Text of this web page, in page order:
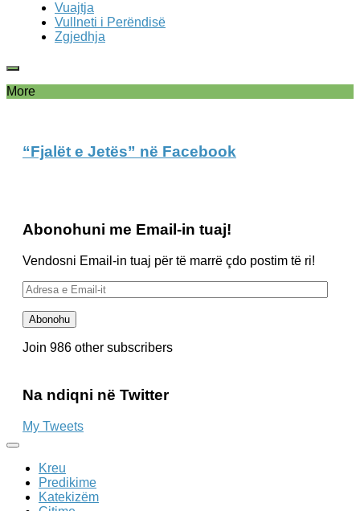
Vuajtja
Vullneti i Perëndisë
Zgjedhja
More
“Fjalët e Jetës” në Facebook
Abonohuni me Email-in tuaj!
Vendosni Email-in tuaj për të marrë çdo postim të ri!
Adresa
e
Email-
it
Abonohu
Join 986 other subscribers
Na ndiqni në Twitter
My Tweets
Kreu
Predikime
Katekizëm